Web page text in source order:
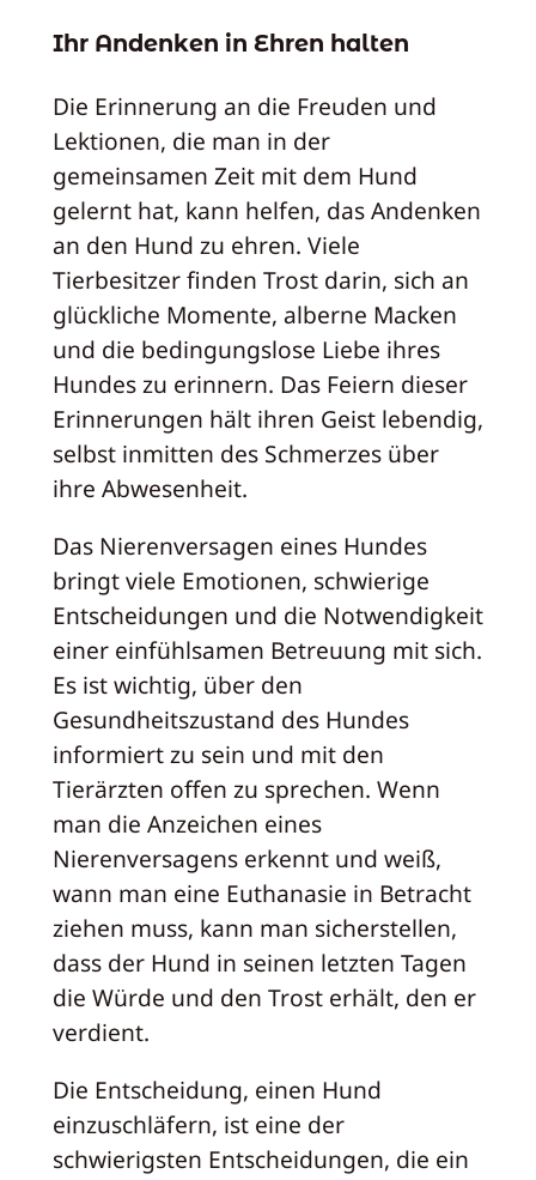
Ihr Andenken in Ehren halten
Die Erinnerung an die Freuden und
Lektionen, die man in der
gemeinsamen Zeit mit dem Hund
gelernt hat, kann helfen, das Andenken
an den Hund zu ehren. Viele
Tierbesitzer finden Trost darin, sich an
glückliche Momente, alberne Macken
und die bedingungslose Liebe ihres
Hundes zu erinnern. Das Feiern dieser
Erinnerungen hält ihren Geist lebendig,
selbst inmitten des Schmerzes über
ihre Abwesenheit.
Das Nierenversagen eines Hundes
bringt viele Emotionen, schwierige
Entscheidungen und die Notwendigkeit
einer einfühlsamen Betreuung mit sich.
Es ist wichtig, über den
Gesundheitszustand des Hundes
informiert zu sein und mit den
Tierärzten offen zu sprechen. Wenn
man die Anzeichen eines
Nierenversagens erkennt und weiß,
wann man eine Euthanasie in Betracht
ziehen muss, kann man sicherstellen,
dass der Hund in seinen letzten Tagen
die Würde und den Trost erhält, den er
verdient.
Die Entscheidung, einen Hund
einzuschläfern, ist eine der
schwierigsten Entscheidungen, die ein